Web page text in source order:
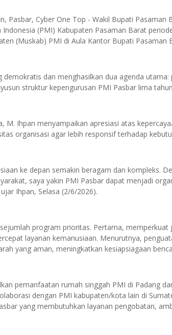
Pasbar, Cyber One Top - Wakil Bupati
Indonesia (PMI) Kabupaten Pasaman Barat
(Muskab) PMI di Aula Kantor Bupati Pasaman
demokratis dan menghasilkan dua agenda
struktur kepengurusan PMI Pasbar lima
M. Ihpan menyampaikan apresiasi atas
organisasi agar lebih responsif terhadap
ke depan semakin beragam dan kompleks.
saya yakin PMI Pasbar dapat menjadi
Ihpan, Selasa (2/6/2026).
program prioritas. Pertama,
layanan kemanusiaan. Menurutnya,
yang aman, meningkatkan kesiapsiagaan
pemanfaatan rumah singgah PMI di Padang
dengan PMI kabupaten/kota lain di
yang membutuhkan layanan pengobatan,